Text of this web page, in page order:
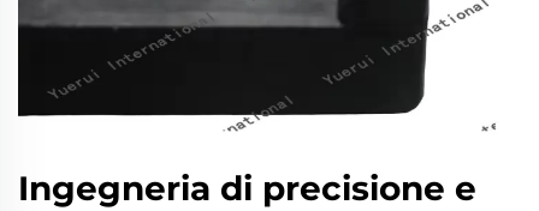
Ingegneria di precisione e